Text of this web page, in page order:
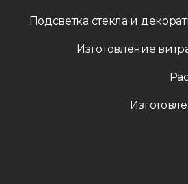
Подсветка стекла и
Изготовление